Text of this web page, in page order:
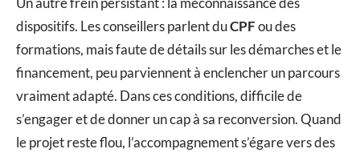
dispositifs. Les conseillers parlent duCPFou des
formations, mais faute de détails sur les démarches et le
financement, peu parviennent à enclencher un parcours
vraiment adapté. Dans ces conditions, difficile de
s’engager et de donner un cap à sa reconversion. Quand
le projet reste flou, l’accompagnement s’égare vers des